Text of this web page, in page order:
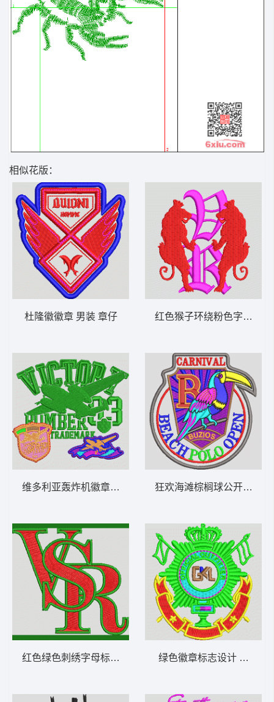
相似花版：
杜隆徽徽章 男装 章仔
维多利亚轰炸机徽章设计 男装 章仔
红色绿色刺绣字母标志 男装 章仔
红色猴子环绕粉色字母装
狂欢海滩棕榈球公开赛徽
绿色徽章标志设计 男装 章